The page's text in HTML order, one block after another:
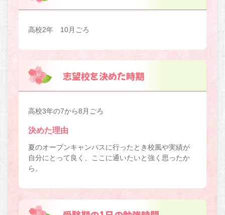
高校2年 10月ごろ
志望校を決めた時期
高校3年の7から8月ごろ
決めた理由
夏のオープンキャンパスに行ったとき校風や実績が
自分にとって良く、ここに通いたいと強く思ったか
ら。